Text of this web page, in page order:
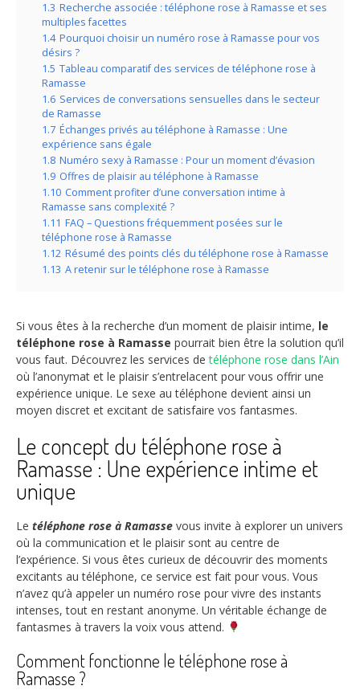
1.3 Recherche associée : téléphone rose à Ramasse et ses
multiples facettes
1.4 Pourquoi choisir un numéro rose à Ramasse pour vos
désirs ?
1.5 Tableau comparatif des services de téléphone rose à
Ramasse
1.6 Services de conversations sensuelles dans le secteur
de Ramasse
1.7 Échanges privés au téléphone à Ramasse : Une
expérience sans égale
1.8 Numéro sexy à Ramasse : Pour un moment d’évasion
1.9 Offres de plaisir au téléphone à Ramasse
1.10 Comment profiter d’une conversation intime à
Ramasse sans complexité ?
1.11 FAQ – Questions fréquemment posées sur le
téléphone rose à Ramasse
1.12 Résumé des points clés du téléphone rose à Ramasse
1.13 A retenir sur le téléphone rose à Ramasse
Si vous êtes à la recherche d’un moment de plaisir intime, le
téléphone rose à Ramasse pourrait bien être la solution qu’il
vous faut. Découvrez les services detéléphone rose dans l’Ain
où l’anonymat et le plaisir s’entrelacent pour vous offrir une
expérience unique. Le sexe au téléphone devient ainsi un
moyen discret et excitant de satisfaire vos fantasmes.
Le concept du téléphone rose à
Ramasse : Une expérience intime et
unique
Le téléphone rose à Ramasse vous invite à explorer un univers
où la communication et le plaisir sont au centre de
l’expérience. Si vous êtes curieux de découvrir des moments
excitants au téléphone, ce service est fait pour vous. Vous
n’avez qu’à appeler un numéro rose pour vivre des instants
intenses, tout en restant anonyme. Un véritable échange de
fantasmes à travers la voix vous attend.
Comment fonctionne le téléphone rose à
Ramasse ?